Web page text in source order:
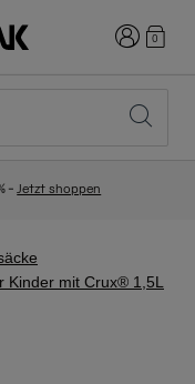
Anmelden
0
-Jetzt shoppen
Kinder mit Crux® 1,5L